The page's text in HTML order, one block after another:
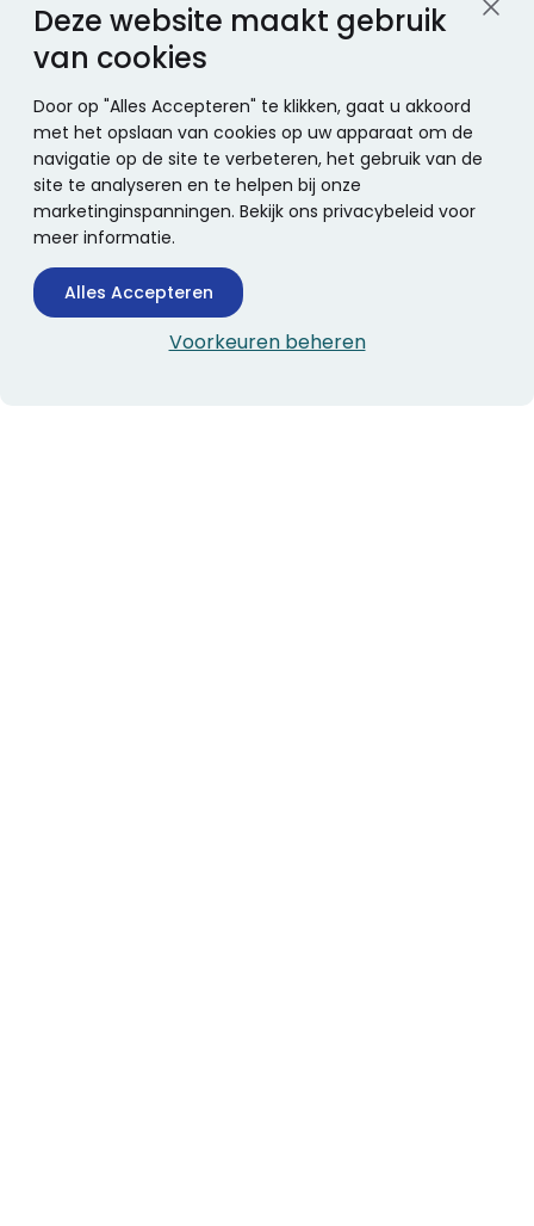
Deze website maakt gebruik
van cookies
Door op "Alles Accepteren" te klikken, gaat u akkoord
met het opslaan van cookies op uw apparaat om de
navigatie op de site te verbeteren, het gebruik van de
site te analyseren en te helpen bij onze
marketinginspanningen. Bekijk ons privacybeleid voor
meer informatie.
Alles Accepteren
Voorkeuren beheren